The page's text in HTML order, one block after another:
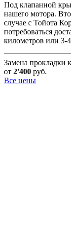
Под клапанной
нашего мотора.
случае с Тойота
потребоваться
километров или 3-
Замена прокладки
от 2'400 руб.
Все цены